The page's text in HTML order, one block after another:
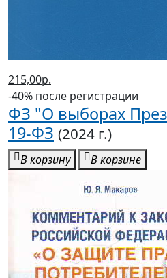
215,00р.
-40% после регистрации
ФЗ "О выборах
19-ФЗ (2024 г.)
В корзину В корзине